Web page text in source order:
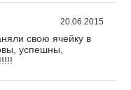
20.06.2015
свою ячейку в
успешны,